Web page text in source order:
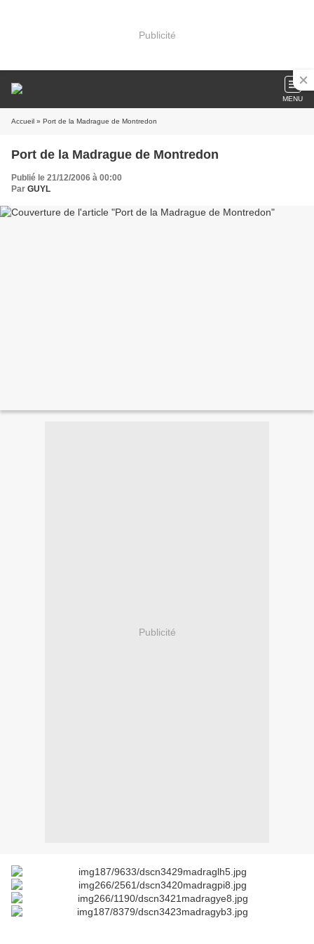
Publicité
MENU
Accueil » Port de la Madrague de Montredon
Port de la Madrague de Montredon
Publié le 21/12/2006 à 00:00
Par GUYL
Publicité